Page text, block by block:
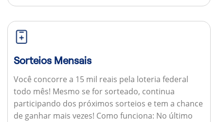
Sorteios Mensais
Você concorre a 15 mil reais pela loteria federal
todo mês! Mesmo se for sorteado, continua
participando dos próximos sorteios e tem a chance
de ganhar mais vezes! Como funciona: No último